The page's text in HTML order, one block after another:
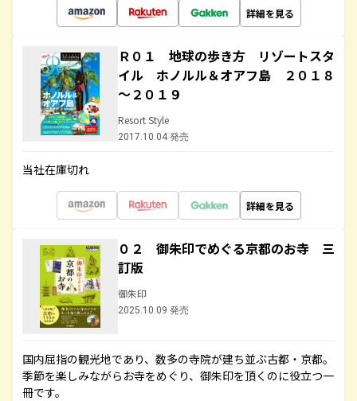
詳細を見る
Ｒ０１ 地球の歩き方 リゾートスタ
イル ホノルル＆オアフ島 ２０１８
～２０１９
Resort Style
2017.10.04 発売
当社在庫切れ
詳細を見る
０２ 御朱印でめぐる京都のお寺 三
訂版
御朱印
2025.10.09 発売
国内屈指の観光地であり、数多の寺院が建ち並ぶ古都・京都。
季節を楽しみながらお寺をめぐり、御朱印を頂くのに役立つ一
冊です。